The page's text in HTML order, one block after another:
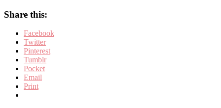
Share this:
Facebook
Twitter
Pinterest
Tumblr
Pocket
Email
Print